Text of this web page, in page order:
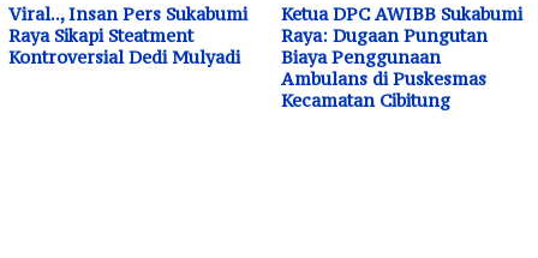
Viral.., Insan Pers Sukabumi
Raya Sikapi Steatment
Kontroversial Dedi Mulyadi
Ketua DPC AWIBB Sukabumi
Raya: Dugaan Pungutan
Biaya Penggunaan
Ambulans di Puskesmas
Kecamatan Cibitung